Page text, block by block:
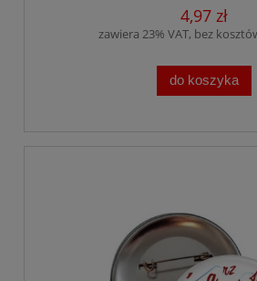
4,97 zł
zawiera 23% VAT, bez
do koszyka